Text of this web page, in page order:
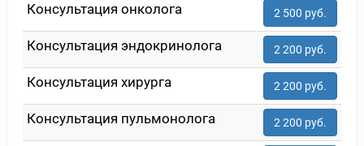
Консультация онколога 2 500 руб.
Консультация эндокринолога 2 200 руб.
Консультация хирурга 2 200 руб.
Консультация пульмонолога 2 200 руб.